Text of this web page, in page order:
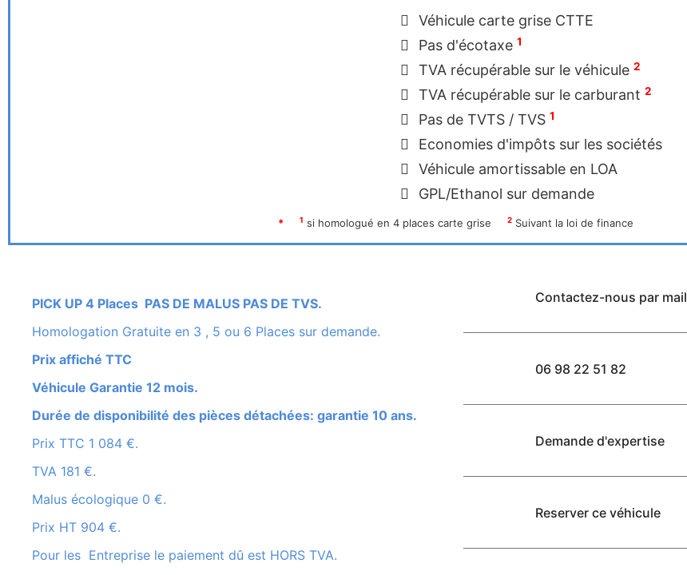
Véhicule carte grise CTTE
Pas d'écotaxe 1
TVA récupérable sur le véhicule 2
TVA récupérable sur le carburant 2
Pas de TVTS / TVS 1
Economies d'impôts sur les sociétés
Véhicule amortissable en LOA
GPL/Ethanol sur demande
* 1 si homologué en 4 places carte grise 2 Suivant la loi de finance
PICK UP 4 Places PAS DE MALUS PAS DE TVS.
Homologation Gratuite en 3 , 5 ou 6 Places sur demande.
Prix affiché TTC
Véhicule Garantie 12 mois.
Durée de disponibilité des pièces détachées: garantie 10 ans.
Prix TTC 1 084 €.
TVA 181 €.
Malus écologique 0 €.
Prix HT 904 €.
Pour les Entreprise le paiement dû est HORS TVA.
Contactez-nous par mail
06 98 22 51 82
Demande d'expertise
Reserver ce véhicule